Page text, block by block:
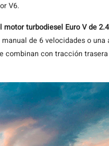
V6.
turbodiesel Euro V de
de 6 velocidades o
combinan con tracción